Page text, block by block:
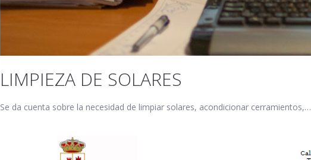
LIMPIEZA DE SOLARES
Se da cuenta sobre la necesidad de limpiar solares, acondicionar cerramientos,…